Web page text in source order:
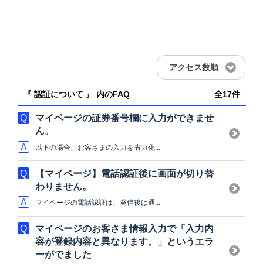
アクセス数順
『 認証について 』 内のFAQ 全17件
マイページの証券番号欄に入力ができませ
ん。
以下の場合、お客さまの入力を省力化...
【マイページ】電話認証後に画面が切り替
わりません。
マイページの電話認証は、発信後は通...
マイページのお客さま情報入力で「入力内
容が登録内容と異なります。」というエラ
ーがでました